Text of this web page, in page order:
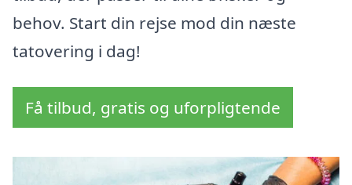
behov. Start din rejse mod din næste
tatovering i dag!
Få tilbud, gratis og uforpligtende